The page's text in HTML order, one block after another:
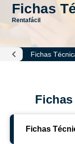
Fichas
Rentafácil
Fichas
Fichas